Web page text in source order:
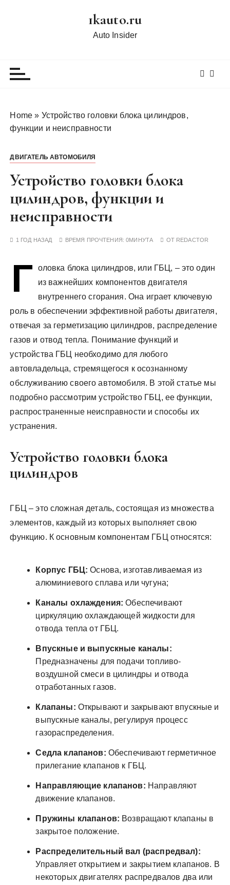
1kauto.ru
Auto Insider
Home » Устройство головки блока цилиндров,
функции и неисправности
ДВИГАТЕЛЬ АВТОМОБИЛЯ
Устройство головки блока
цилиндров, функции и
неисправности
1 ГОД НАЗАД ВРЕМЯ ПРОЧТЕНИЯ:0МИНУТА ОТ REDACTOR
Г
оловка блока цилиндров, или ГБЦ, – это один
из важнейших компонентов двигателя
внутреннего сгорания. Она играет ключевую
роль в обеспечении эффективной работы двигателя,
отвечая за герметизацию цилиндров, распределение
газов и отвод тепла. Понимание функций и
устройства ГБЦ необходимо для любого
автовладельца, стремящегося к осознанному
обслуживанию своего автомобиля. В этой статье мы
подробно рассмотрим устройство ГБЦ, ее функции,
распространенные неисправности и способы их
устранения.
Устройство головки блока
цилиндров
ГБЦ – это сложная деталь, состоящая из множества
элементов, каждый из которых выполняет свою
функцию. К основным компонентам ГБЦ относятся:
Корпус ГБЦ: Основа, изготавливаемая из
алюминиевого сплава или чугуна;
Каналы охлаждения: Обеспечивают
циркуляцию охлаждающей жидкости для
отвода тепла от ГБЦ.
Впускные и выпускные каналы:
Предназначены для подачи топливо-
воздушной смеси в цилиндры и отвода
отработанных газов.
Клапаны: Открывают и закрывают впускные и
выпускные каналы, регулируя процесс
газораспределения.
Седла клапанов: Обеспечивают герметичное
прилегание клапанов к ГБЦ.
Направляющие клапанов: Направляют
движение клапанов.
Пружины клапанов: Возвращают клапаны в
закрытое положение.
Распределительный вал (распредвал):
Управляет открытием и закрытием клапанов. В
некоторых двигателях распредвалов два или